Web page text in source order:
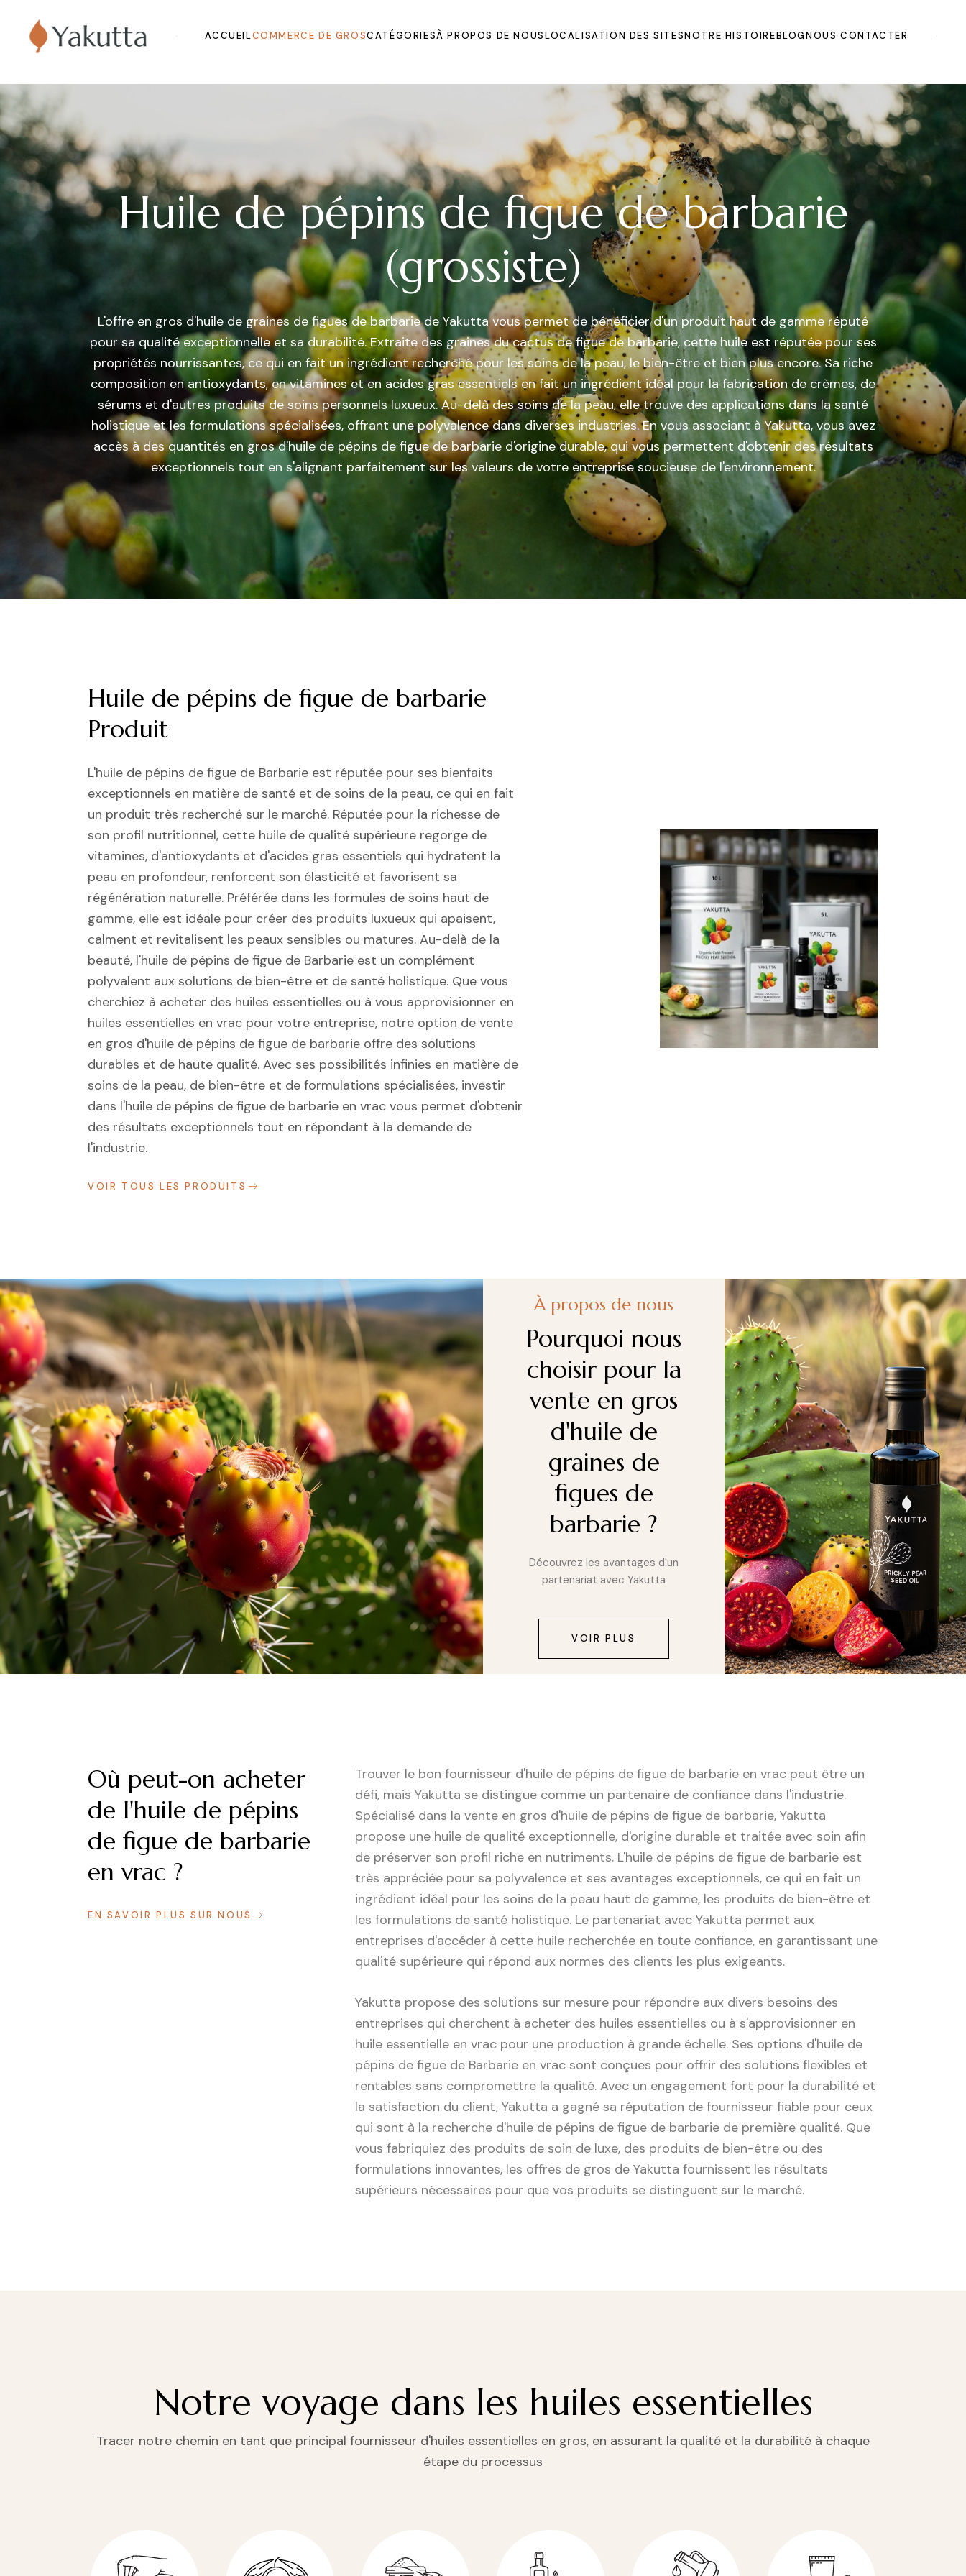
ACCUEILCOMMERCE DE GROS
Sirops
Dried Fruits and
Vegetables
Fruits
Other Products
CATÉGORIESÀ PROPOS DE NOUSLOCALISATION DES SITESNOTRE HISTOIREBLOGNOUS CONTACTER
Huile de pépins de figue de barbarie
(grossiste)
L'offre en gros d'huile de graines de figues de barbarie de Yakutta vous permet de bénéficier d'un produit haut de gamme réputé
pour sa qualité exceptionnelle et sa durabilité. Extraite des graines du cactus de figue de barbarie, cette huile est réputée pour ses
propriétés nourrissantes, ce qui en fait un ingrédient recherché pour les soins de la peau, le bien-être et bien plus encore. Sa riche
composition en antioxydants, en vitamines et en acides gras essentiels en fait un ingrédient idéal pour la fabrication de crèmes, de
sérums et d'autres produits de soins personnels luxueux. Au-delà des soins de la peau, elle trouve des applications dans la santé
holistique et les formulations spécialisées, offrant une polyvalence dans diverses industries. En vous associant à Yakutta, vous avez
accès à des quantités en gros d'huile de pépins de figue de barbarie d'origine durable, qui vous permettent d'obtenir des résultats
exceptionnels tout en s'alignant parfaitement sur les valeurs de votre entreprise soucieuse de l'environnement.
Huile de pépins de figue de barbarie
Produit
L'huile de pépins de figue de Barbarie est réputée pour ses bienfaits
exceptionnels en matière de santé et de soins de la peau, ce qui en fait
un produit très recherché sur le marché. Réputée pour la richesse de
son profil nutritionnel, cette huile de qualité supérieure regorge de
vitamines, d'antioxydants et d'acides gras essentiels qui hydratent la
peau en profondeur, renforcent son élasticité et favorisent sa
régénération naturelle. Préférée dans les formules de soins haut de
gamme, elle est idéale pour créer des produits luxueux qui apaisent,
calment et revitalisent les peaux sensibles ou matures. Au-delà de la
beauté, l'huile de pépins de figue de Barbarie est un complément
polyvalent aux solutions de bien-être et de santé holistique. Que vous
cherchiez à acheter des huiles essentielles ou à vous approvisionner en
huiles essentielles en vrac pour votre entreprise, notre option de vente
en gros d'huile de pépins de figue de barbarie offre des solutions
durables et de haute qualité. Avec ses possibilités infinies en matière de
soins de la peau, de bien-être et de formulations spécialisées, investir
dans l'huile de pépins de figue de barbarie en vrac vous permet d'obtenir
des résultats exceptionnels tout en répondant à la demande de
l'industrie.
VOIR TOUS LES PRODUITS
À propos de nous
Pourquoi nous
choisir pour la
vente en gros
d'huile de
graines de
figues de
barbarie ?
Découvrez les avantages d'un
partenariat avec Yakutta
VOIR PLUS
Où peut-on acheter
de l'huile de pépins
de figue de barbarie
en vrac ?
EN SAVOIR PLUS SUR NOUS
Trouver le bon fournisseur d'huile de pépins de figue de barbarie en vrac peut être un
défi, mais Yakutta se distingue comme un partenaire de confiance dans l'industrie.
Spécialisé dans la vente en gros d'huile de pépins de figue de barbarie, Yakutta
propose une huile de qualité exceptionnelle, d'origine durable et traitée avec soin afin
de préserver son profil riche en nutriments. L'huile de pépins de figue de barbarie est
très appréciée pour sa polyvalence et ses avantages exceptionnels, ce qui en fait un
ingrédient idéal pour les soins de la peau haut de gamme, les produits de bien-être et
les formulations de santé holistique. Le partenariat avec Yakutta permet aux
entreprises d'accéder à cette huile recherchée en toute confiance, en garantissant une
qualité supérieure qui répond aux normes des clients les plus exigeants.
Yakutta propose des solutions sur mesure pour répondre aux divers besoins des
entreprises qui cherchent à acheter des huiles essentielles ou à s'approvisionner en
huile essentielle en vrac pour une production à grande échelle. Ses options d'huile de
pépins de figue de Barbarie en vrac sont conçues pour offrir des solutions flexibles et
rentables sans compromettre la qualité. Avec un engagement fort pour la durabilité et
la satisfaction du client, Yakutta a gagné sa réputation de fournisseur fiable pour ceux
qui sont à la recherche d'huile de pépins de figue de barbarie de première qualité. Que
vous fabriquiez des produits de soin de luxe, des produits de bien-être ou des
formulations innovantes, les offres de gros de Yakutta fournissent les résultats
supérieurs nécessaires pour que vos produits se distinguent sur le marché.
Notre voyage dans les huiles essentielles
Tracer notre chemin en tant que principal fournisseur d'huiles essentielles en gros, en assurant la qualité et la durabilité à chaque
étape du processus